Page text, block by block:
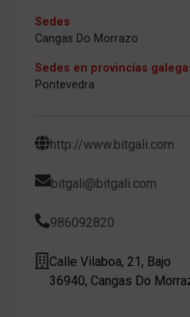
Sedes
Cangas Do Morrazo
Sedes en provincias
Pontevedra
http://www.bitgali.com
bitgali@bitgali.com
986092820
Calle Vilaboa, 21, Bajo
36940, Cangas Do